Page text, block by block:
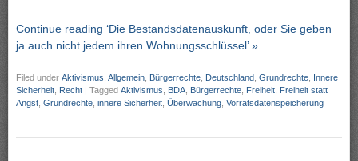
Continue reading ‘Die Bestandsdatenauskunft, oder Sie geben
ja auch nicht jedem ihren Wohnungsschlüssel’ »
Filed under Aktivismus Allgemein Bürgerrechte Deutschland Grundrechte Innere
Sicherheit Recht | Tagged Aktivismus BDA Bürgerrechte Freiheit Freiheit statt
Angst Grundrechte innere Sicherheit Überwachung Vorratsdatenspeicherung